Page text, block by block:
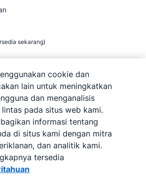
sekarang)
Penjualan Berbasis Web.
cookie dan
lain untuk meningkatkan
dan menganalisis
pada situs web kami.
informasi tentang
di situs kami dengan mitra
dan analitik kami.
tersedia